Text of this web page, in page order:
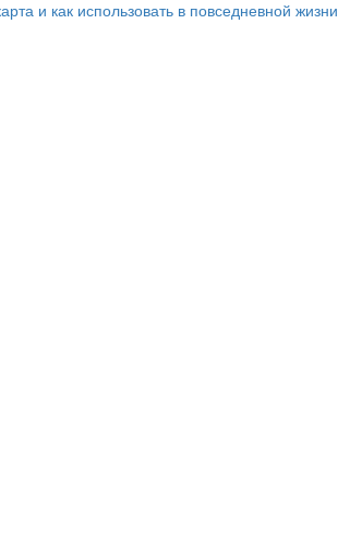
и как использовать в повседневной жизни